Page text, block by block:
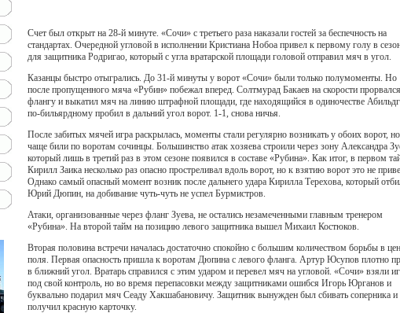
Счет был открыт на 28-й минуте. «Сочи» с третьего раза наказали гостей за беспечность на
стандартах. Очередной угловой в исполнении Кристиана Нобоа привел к первому голу в
для защитника Родригао, который с угла вратарской площади головой отправил мяч в угол.
Казанцы быстро отыгрались. До 31-й минуты у ворот «Сочи» были только полумоменты. Но
после пропущенного мяча «Рубин» побежал вперед. Солтмурад Бакаев на скорости
флангу и выкатил мяч на линию штрафной площади, где находящийся в одиночестве
по-бильярдному пробил в дальний угол ворот. 1-1, снова ничья.
После забитых мячей игра раскрылась, моменты стали регулярно возникать у обоих ворот,
чаще били по воротам сочинцы. Большинство атак хозяева строили через зону Александра
который лишь в третий раз в этом сезоне появился в составе «Рубина». Как итог, в первом
Кирилл Заика несколько раз опасно простреливал вдоль ворот, но к взятию ворот это не
Однако самый опасный момент возник после дальнего удара Кирилла Терехова, который
Юрий Дюпин, на добивание чуть-чуть не успел Бурмистров.
Атаки, организованные через фланг Зуева, не остались незамеченными главным тренером
«Рубина». На второй тайм на позицию левого защитника вышел Михаил Костюков.
Вторая половина встречи началась достаточно спокойно с большим количеством борьбы в
поля. Первая опасность пришла к воротам Дюпина с левого фланга. Артур Юсупов плотно
в ближний угол. Вратарь справился с этим ударом и перевел мяч на угловой. «Сочи» взяли
под свой контроль, но во время перепасовки между защитниками ошибся Игорь Юрганов и
буквально подарил мяч Сеаду Хакшабановичу. Защитник вынужден был сбивать соперника и
получил красную карточку.